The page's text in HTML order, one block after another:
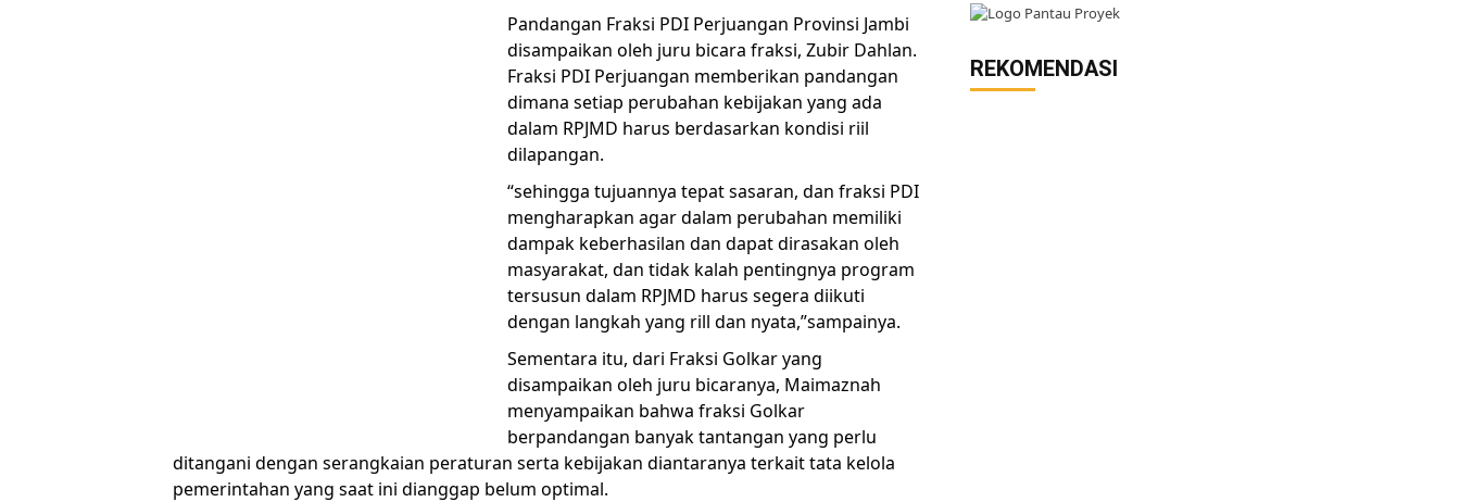
Pandangan Fraksi PDI Perjuangan Provinsi Jambi
disampaikan oleh juru bicara fraksi, Zubir Dahlan.
Fraksi PDI Perjuangan memberikan pandangan
dimana setiap perubahan kebijakan yang ada
dalam RPJMD harus berdasarkan kondisi riil
dilapangan.
“sehingga tujuannya tepat sasaran, dan fraksi PDI
mengharapkan agar dalam perubahan memiliki
dampak keberhasilan dan dapat dirasakan oleh
masyarakat, dan tidak kalah pentingnya program
tersusun dalam RPJMD harus segera diikuti
dengan langkah yang rill dan nyata,”sampainya.
Sementara itu, dari Fraksi Golkar yang
disampaikan oleh juru bicaranya, Maimaznah
menyampaikan bahwa fraksi Golkar
berpandangan banyak tantangan yang perlu
ditangani dengan serangkaian peraturan serta kebijakan diantaranya terkait tata kelola
pemerintahan yang saat ini dianggap belum optimal.
REKOMENDASI